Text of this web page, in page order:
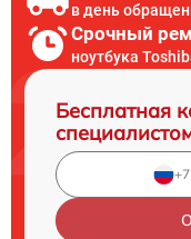
в день
Срочный
ноутбука
Бесплатная